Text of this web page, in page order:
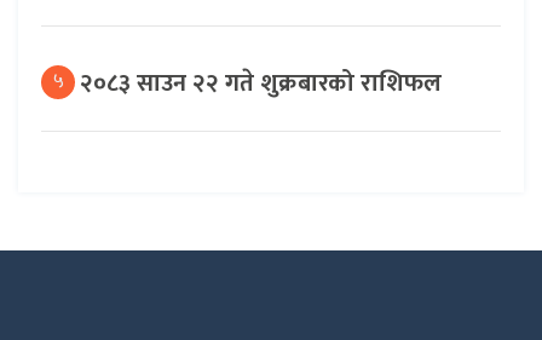
५ २०८३ साउन २२ गते शुक्रबारको राशिफल